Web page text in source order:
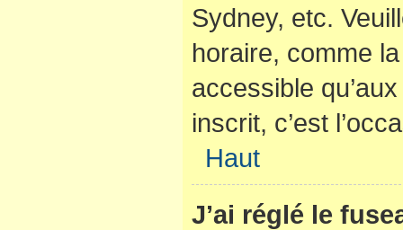
Sydney, etc.
horaire, comme
accessible
inscrit, c’est
Haut
J’ai réglé le